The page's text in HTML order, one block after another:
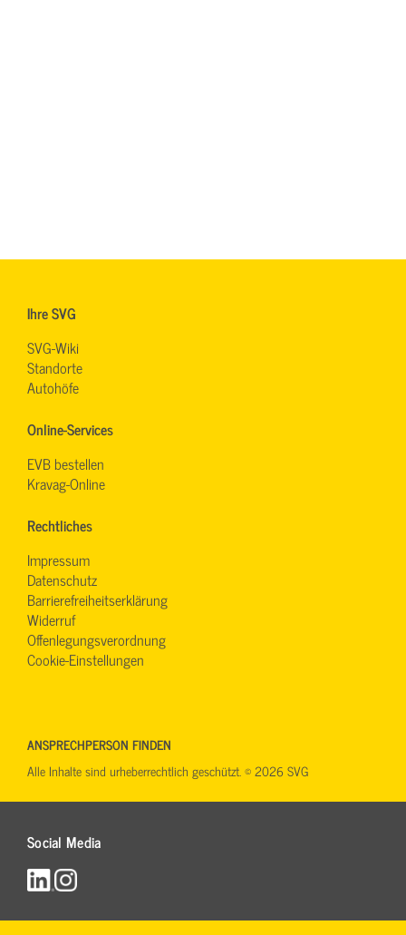
Ihre SVG
SVG-Wiki
Standorte
Autohöfe
Online-Services
EVB bestellen
Kravag-Online
Rechtliches
Impressum
Datenschutz
Barrierefreiheitserklärung
Widerruf
Offenlegungsverordnung
Cookie-Einstellungen
Social Media
ANSPRECHPERSON FINDEN
Alle Inhalte sind urheberrechtlich geschützt. © 2026 SVG